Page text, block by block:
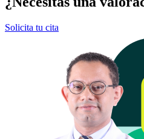
Solicita tu cita